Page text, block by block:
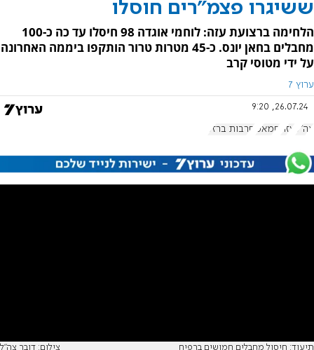
ששיגרו פצמ"רים חוסלו
הלחימה ברצועת עזה: לוחמי אוגדה 98 חיסלו עד כה כ-100
מחבלים בחאן יונס. כ-45 מטרות טרור הותקפו ביממה האחרונה
על ידי מטוסי קרב
ערוץ 7
26.07.24, 9:20
צה"ל עזה חמאס חרבות ברזל
תיעוד: חיסול מחבלים חמושים ברפיח צילום: דובר צה"ל